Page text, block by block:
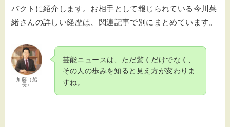
パクトに紹介します。お相手として報じられている今川菜
緒さんの詳しい経歴は、関連記事で別にまとめています。
加藤（船
長）
芸能ニュースは、ただ驚くだけでなく、
その人の歩みを知ると見え方が変わりま
すね。